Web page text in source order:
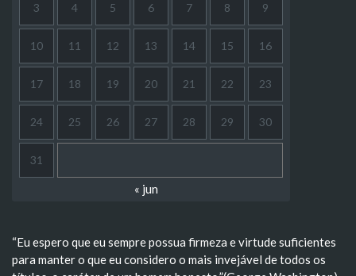
3 4 5 6 7 8 9
10 11 12 13 14 15 16
17 18 19 20 21 22 23
24 25 26 27 28 29 30
31
« jun
“Eu espero que eu sempre possua firmeza e virtude suficientes
para manter o que eu considero o mais invejável de todos os